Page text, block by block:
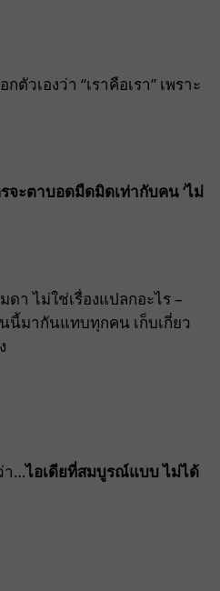
วเองว่า “เราคือเรา” เพราะ
จะตาบอดมืดมิดเท่ากับคน ‘ไม่
า ไม่ใช่เรื่องแปลกอะไร –
มากันแทบทุกคน เก็บเกี่ยว
า…ไอเดียที่สมบูรณ์แบบ ไม่ได้